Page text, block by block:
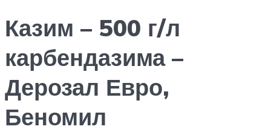
Казим – 500 г/л
карбендазима –
Дерозал Евро,
Беномил